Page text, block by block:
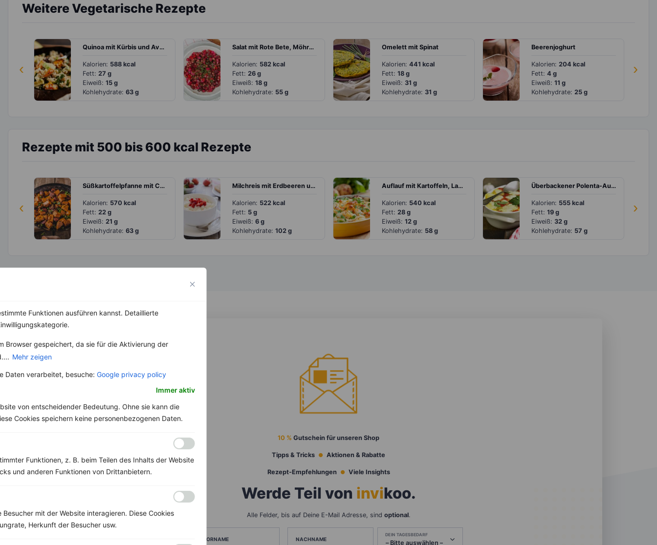
Funktionen ausführen kannst. Detaillierte
Browser gespeichert, da sie für die Aktivierung der
Mehr zeigen
Daten verarbeitet, besuche: Google privacy policy
Immer aktiv
von entscheidender Bedeutung. Ohne sie kann die
Cookies speichern keine personenbezogenen Daten.
Funktionen, z. B. beim Teilen des Inhalts der Website
und anderen Funktionen von Drittanbietern.
mit der Website interagieren. Diese Cookies
Herkunft der Besucher usw.
Weitere Vegetarische Rezepte
‹ ›
Quinoa mit Kürbis und Avocado
Kalorien: 588 kcal
Fett: 27 g
Eiweiß: 15 g
Kohlehydrate: 63 g
Salat mit Rote Bete, Möhren, Kartoffeln und Erbsen
Kalorien: 582 kcal
Fett: 26 g
Eiweiß: 18 g
Kohlehydrate: 55 g
Omelett mit Spinat
Kalorien: 441 kcal
Fett: 18 g
Eiweiß: 31 g
Kohlehydrate: 31 g
Beerenjoghurt
Kalorien: 204 kcal
Fett: 4 g
Eiweiß: 11 g
Kohlehydrate: 25 g
Rezepte mit 500 bis 600 kcal Rezepte
‹ ›
Süßkartoffelpfanne mit Chorizo und Erbsen
Kalorien: 570 kcal
Fett: 22 g
Eiweiß: 21 g
Kohlehydrate: 63 g
Milchreis mit Erdbeeren und Banane
Kalorien: 522 kcal
Fett: 5 g
Eiweiß: 6 g
Kohlehydrate: 102 g
Auflauf mit Kartoffeln, Lauch und veganem Feta
Kalorien: 540 kcal
Fett: 28 g
Eiweiß: 12 g
Kohlehydrate: 58 g
Überbackener Polenta-Auflauf mit Tomaten, Zucchini und Feta
Kalorien: 555 kcal
Fett: 19 g
Eiweiß: 32 g
Kohlehydrate: 57 g
10 % Gutschein für unseren Shop
Tipps & Tricks Aktionen & Rabatte
Rezept-Empfehlungen Viele Insights
Werde Teil von invikoo.
Alle Felder, bis auf Deine E-Mail Adresse, sind optional.
VORNAME NACHNAME
DEIN TAGESBEDARF